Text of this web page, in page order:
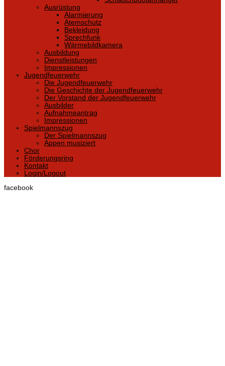
Ausrüstung
Alarmierung
Atemschutz
Bekleidung
Sprechfunk
Wärmebildkamera
Ausbildung
Dienstleistungen
Impressionen
Jugendfeuerwehr
Die Jugendfeuerwehr
Die Geschichte der Jugendfeuerwehr
Der Vorstand der Jugendfeuerwehr
Ausbilder
Aufnahmeantrag
Impressionen
Spielmannszug
Der Spielmannszug
Appen musiziert
Chor
Förderungsring
Kontakt
Login/Logout
facebook